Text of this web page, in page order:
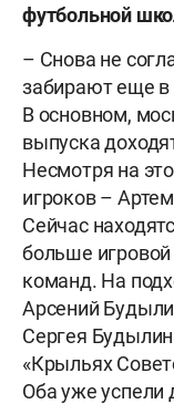
футбольной
– Снова не
забирают еще
В основном,
выпуска
Несмотря на
игроков –
Сейчас
больше
команд. На
Арсений
Сергея
«Крыльях
Оба уже успели